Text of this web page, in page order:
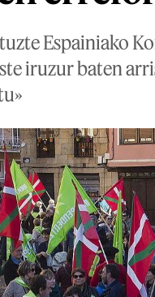
Espainiako
iruzur baten